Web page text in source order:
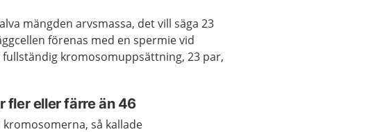
mängden arvsmassa, det vill säga 23
förenas med en spermie vid
kromosomuppsättning, 23 par,
fler eller färre än 46
så kallade